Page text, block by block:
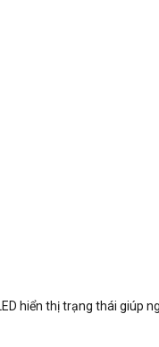
hiển thị trạng thái giúp